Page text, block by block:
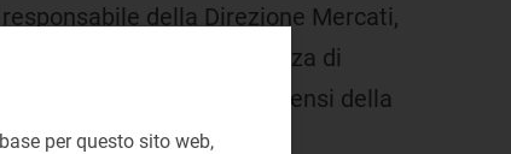
della Direzione Mercati,
valutino la sussistenza di
e/o sanzionatori, ai sensi della
per questo sito web,